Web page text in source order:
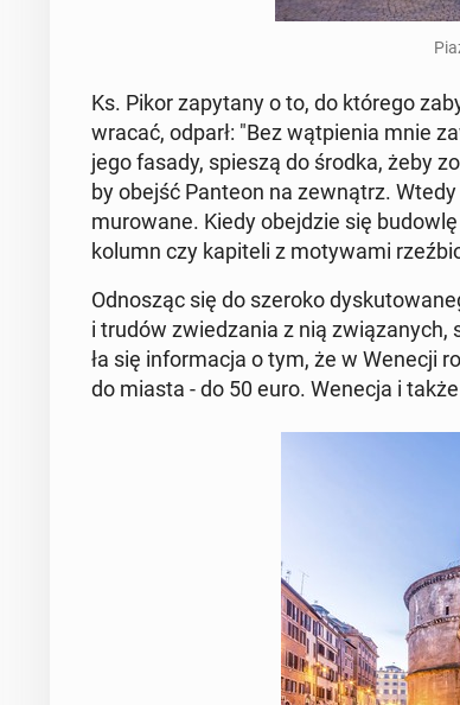
Ks. Pikor za­py­ta­ny o to, do którego
wracać, odparł: "Bez wąt­pie­nia mnie
jego fasady, spieszą do środka, żeby
by obejść Panteon na ze­wnątrz.
mu­ro­wa­ne. Kiedy obej­dzie się
kolumn czy ka­pi­te­li z mo­ty­wa­mi
Od­no­sząc się do szeroko
i trudów zwie­dza­nia z nią
ła się in­for­ma­cja o tym, że w Wenecji
do miasta - do 50 euro. Wenecja i